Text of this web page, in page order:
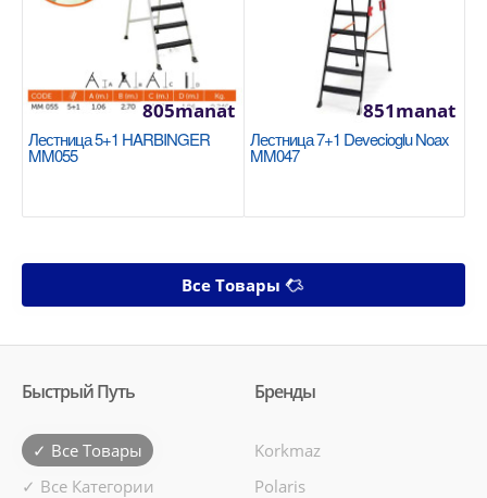
Лестница 5+1 HARBINGER
MM055
805manat
Лестница 7+1 Devecioglu Noax
MM047
851manat
Все Товары
Быстрый Путь
✓ Все Товары
✓ Все Категории
Бренды
Korkmaz
Polaris